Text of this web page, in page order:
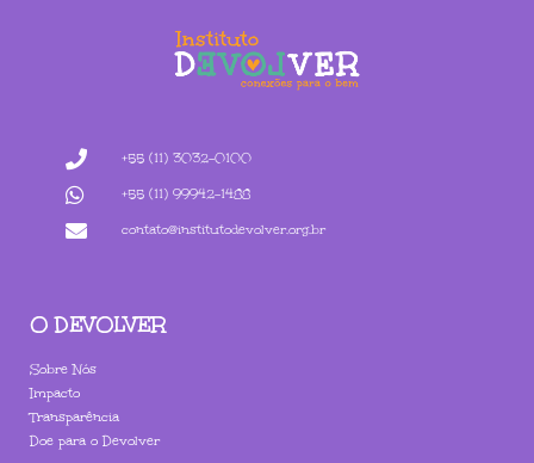
+55 (11) 3032-0100
+55 (11) 99942-1488
contato@institutodevolver.org.br
O DEVOLVER
Sobre Nós
Impacto
Transparência
Doe para o Devolver